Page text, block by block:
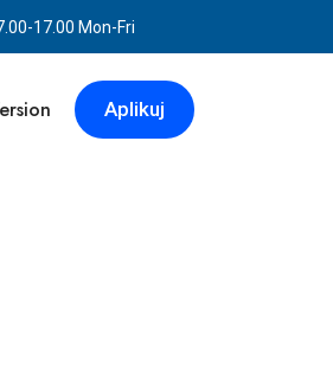
17.00 Mon-Fri
Aplikuj